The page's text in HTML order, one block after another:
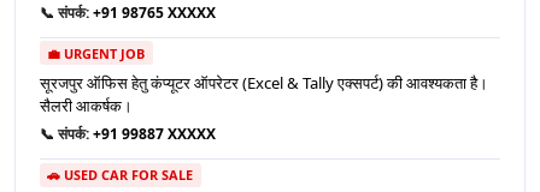
📞 संपर्क:+91 98765 XXXXX
💼 URGENT JOB
सूरजपुर ऑफिस हेतु कंप्यूटर ऑपरेटर (Excel & Tally एक्सपर्ट) की आवश्यकता है।
सैलरी आकर्षक।
📞 संपर्क:+91 99887 XXXXX
🚗 USED CAR FOR SALE